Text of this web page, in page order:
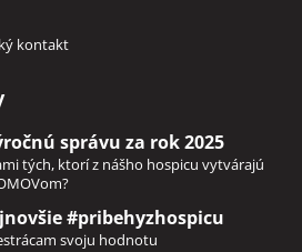
kontakt
správu za rok 2025
tých, ktorí z nášho hospicu vytvárajú
#pribehyzhospicu
svoju hodnotu